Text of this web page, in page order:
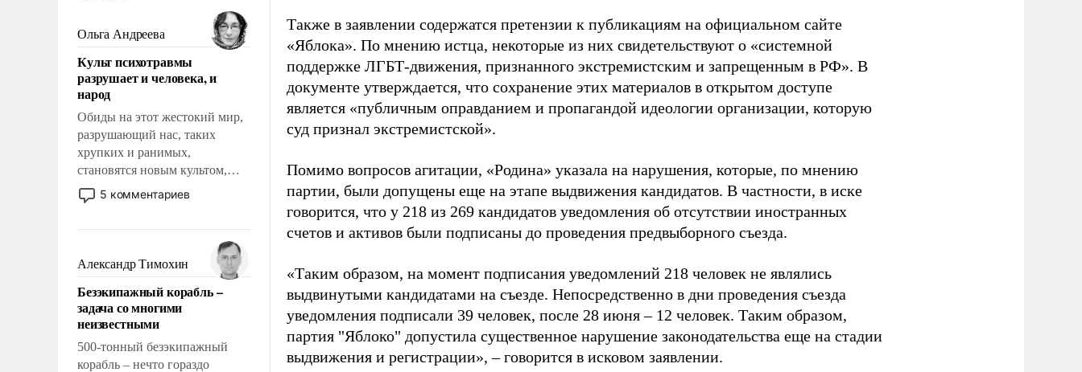
Ольга Андреева
Культ психотравмы
разрушает и человека, и
народ
Обиды на этот жестокий мир,
разрушающий нас, таких
хрупких и ранимых,
становятся новым культом,
постепенно вытесняя и
отменяя традиционное
мужественным и твердым под
ударами судьбы, брать на себя
ответственность, помогать
слабым, идти вперед и
адаптироваться.
5 комментариев
Александр Тимохин
Безэкипажный корабль –
задача со многими
неизвестными
500-тонный безэкипажный
корабль – нечто гораздо
Также в заявлении содержатся претензии к публикациям на официальном сайте
«Яблока». По мнению истца, некоторые из них свидетельствуют о «системной
поддержке ЛГБТ-движения, признанного экстремистским и запрещенным в РФ». В
документе утверждается, что сохранение этих материалов в открытом доступе
является «публичным оправданием и пропагандой идеологии организации, которую
суд признал экстремистской».
Помимо вопросов агитации, «Родина» указала на нарушения, которые, по мнению
партии, были допущены еще на этапе выдвижения кандидатов. В частности, в иске
говорится, что у 218 из 269 кандидатов уведомления об отсутствии иностранных
счетов и активов были подписаны до проведения предвыборного съезда.
«Таким образом, на момент подписания уведомлений 218 человек не являлись
выдвинутыми кандидатами на съезде. Непосредственно в дни проведения съезда
уведомления подписали 39 человек, после 28 июня – 12 человек. Таким образом,
партия "Яблоко" допустила существенное нарушение законодательства еще на стадии
выдвижения и регистрации», – говорится в исковом заявлении.